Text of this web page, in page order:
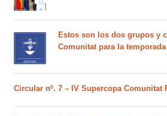
Estos son los dos grupos y
Comunitat para la temporada
Circular nº. 7 – IV Supercopa Comunitat